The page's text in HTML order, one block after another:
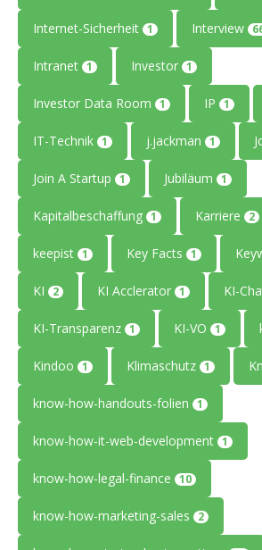
Internet-Sicherheit 1 Interview
Intranet 1 Investor 1
Investor Data Room 1 IP 1
IT-Technik 1 j.jackman 1
Join A Startup 1 Jubiläum 1
Kapitalbeschaffung 1 Karriere 2
keepist 1 Key Facts 1
KI 2 KI Acclerator 1 KI-
KI-Transparenz 1 KI-VO 1
Kindoo 1 Klimaschutz 1
know-how-handouts-folien 1
know-how-it-web-development 1
know-how-legal-finance 10
know-how-marketing-sales 2